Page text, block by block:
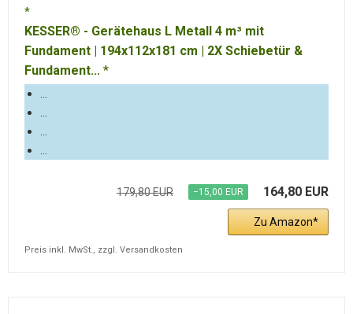
KESSER® - Gerätehaus L Metall 4 m³ mit
Fundament | 194x112x181 cm | 2X Schiebetür &
Fundament...
...
...
...
...
179,80 EUR −15,00 EUR 164,80 EUR
Zu Amazon
Preis inkl. MwSt., zzgl. Versandkosten